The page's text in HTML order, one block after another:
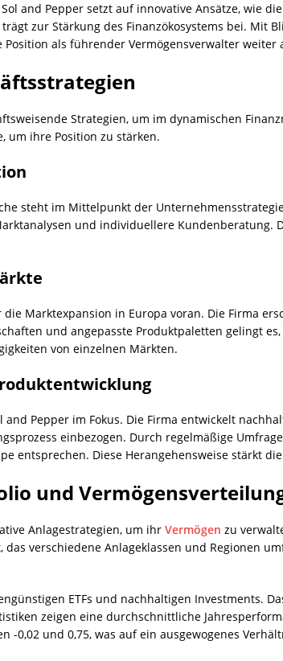
and Pepper setzt auf innovative Ansätze, wie
zur Stärkung des Finanzökosystems bei. Mit
als führender Vermögensverwalter weiter
Strategien, um im dynamischen
um ihre Position zu stärken.
steht im Mittelpunkt der
und individuellere Kundenberatung.
die Marktexpansion in Europa voran. Die Firma
und angepasste Produktpaletten gelingt
von einzelnen Märkten.
Pepper im Fokus. Die Firma entwickelt
einbezogen. Durch regelmäßige
entsprechen. Diese Herangehensweise stärkt
und
Anlagestrategien, um ihr Vermögen zu
verschiedene Anlageklassen und Regionen
ETFs und nachhaltigen Investments.
zeigen eine durchschnittliche
-0,02 und 0,75, was auf ein ausgewogenes